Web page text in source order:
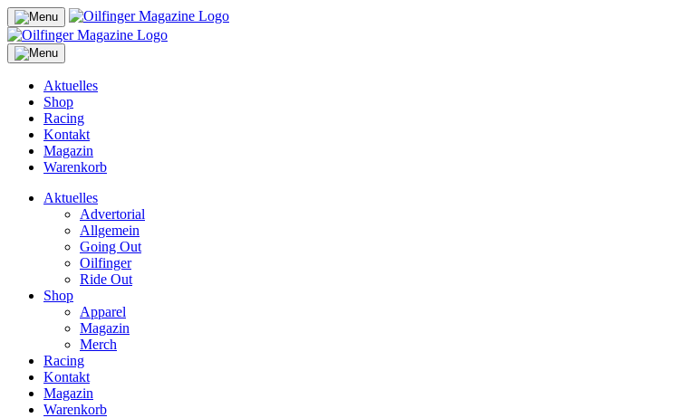
Aktuelles
Shop
Racing
Kontakt
Magazin
Warenkorb
Aktuelles
Advertorial
Allgemein
Going Out
Oilfinger
Ride Out
Shop
Apparel
Magazin
Merch
Racing
Kontakt
Magazin
Warenkorb